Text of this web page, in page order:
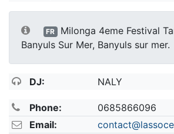
FR
Milonga 4eme Festival
Banyuls Sur Mer, Banyuls sur mer.
DJ: NALY
Phone:
0685866096
Email: